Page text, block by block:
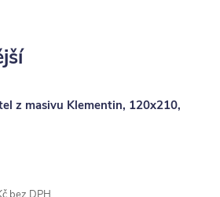
z masivu Klementin, 120x210,